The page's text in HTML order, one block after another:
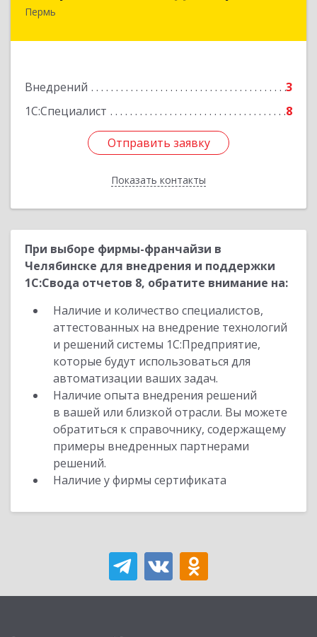
Пермь
Внедрений
3
1С:Специалист
8
Отправить заявку
Показать контакты
614096, Пермский край, Пермь г, Ленина ул,
Отправить заявку
Назад
При выборе фирмы-франчайзи в
Челябинске для внедрения и поддержки
1С:Свода отчетов 8, обратите внимание на:
Наличие и количество специалистов,
аттестованных на внедрение технологий
и решений системы 1С:Предприятие,
которые будут использоваться для
автоматизации ваших задач.
Наличие опыта внедрения решений
в вашей или близкой отрасли. Вы можете
обратиться к справочнику, содержащему
примеры внедренных партнерами
решений.
Наличие у фирмы сертификата